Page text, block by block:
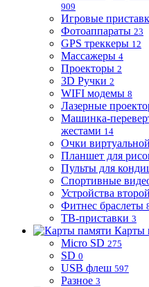
909
Игровые
Фотоаппараты 23
GPS треккеры 12
Массажеры 4
Проекторы 2
3D Ручки 2
WIFI модемы 8
Лазерные
Машинка-
жестами 14
Очки
Планшет для
Пульты для
Спортивные
Устройства
Фитнес браслеты
ТВ-приставки 3
Карты
Micro SD 275
SD 0
USB флеш 597
Разное 3